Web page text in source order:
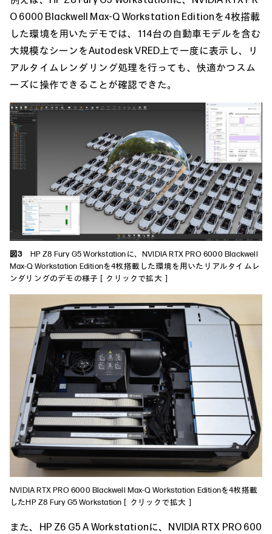
O 6000 Blackwell Max-Q Workstation Editionを4枚搭載
した環境を用いたデモでは、114台の自動車モデルを含む
大規模なシーンをAutodesk VRED上で一度に表示し、リ
アルタイムレンダリング処理を行っても、快適かつスム
ーズに操作できることが確認できた。
図3HP Z8 Fury G5 Workstationに、NVIDIA RTX PRO 6000 Blackwell
Max-Q Workstation Editionを4枚搭載した環境を用いたリアルタイムレ
ンダリングのデモの様子［クリックで拡大］
NVIDIA RTX PRO 6000 Blackwell Max-Q Workstation Editionを4枚搭載
したHP Z8 Fury G5 Workstation［クリックで拡大］
また、HP Z6 G5 A Workstationに、NVIDIA RTX PRO 600